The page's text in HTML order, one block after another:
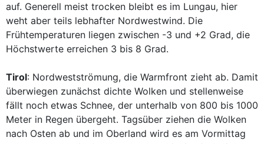
auf. Generell meist trocken bleibt es im Lungau, hier
weht aber teils lebhafter Nordwestwind. Die
Frühtemperaturen liegen zwischen -3 und +2 Grad, die
Höchstwerte erreichen 3 bis 8 Grad.
Tirol: Nordwestströmung, die Warmfront zieht ab. Damit
überwiegen zunächst dichte Wolken und stellenweise
fällt noch etwas Schnee, der unterhalb von 800 bis 1000
Meter in Regen übergeht. Tagsüber ziehen die Wolken
nach Osten ab und im Oberland wird es am Vormittag